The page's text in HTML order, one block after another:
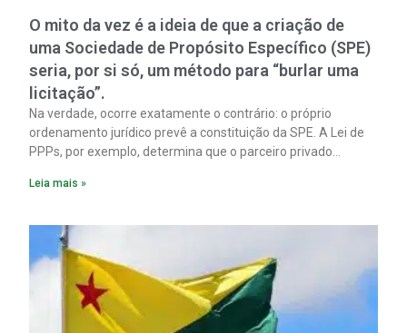
O mito da vez é a ideia de que a criação de
uma Sociedade de Propósito Específico (SPE)
seria, por si só, um método para “burlar uma
licitação”.
Na verdade, ocorre exatamente o contrário: o próprio
ordenamento jurídico prevê a constituição da SPE. A Lei de
PPPs, por exemplo, determina que o parceiro privado
empreendimento. Ou seja, a suposta “fraude à licitação” é
figura é facultativa e sujeita a uma escolha racional de
projeto a projeto.
Leia mais »